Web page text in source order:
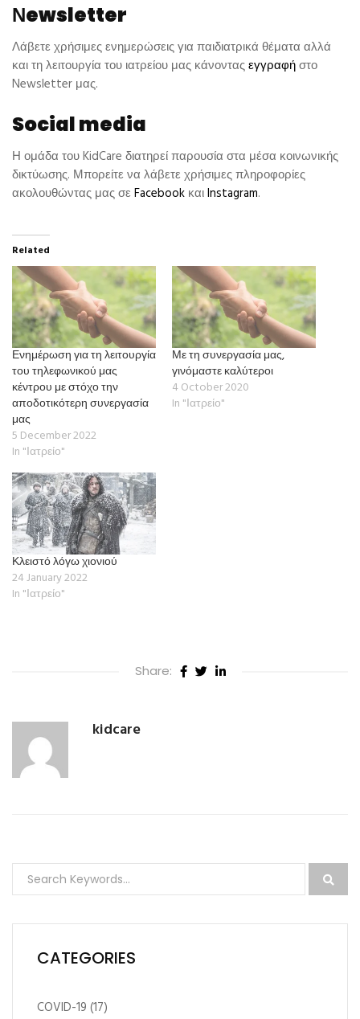
Νewsletter
Λάβετε χρήσιμες ενημερώσεις για παιδιατρικά θέματα αλλά
και τη λειτουργία του ιατρείου μας κάνονταςεγγραφήστο
Newsletter μας.
Social media
Η ομάδα του KidCare διατηρεί παρουσία στα μέσα κοινωνικής
δικτύωσης. Μπορείτε να λάβετε χρήσιμες πληροφορίες
ακολουθώντας μας σεFacebook καιInstagram.
Related
Ενημέρωση για τη λειτουργία
του τηλεφωνικού μας
κέντρου με στόχο την
αποδοτικότερη συνεργασία
μας
5 December 2022
In "Ιατρείο"
Με τη συνεργασία μας,
γινόμαστε καλύτεροι
4 October 2020
In "Ιατρείο"
Κλειστό λόγω χιονιού
24 January 2022
In "Ιατρείο"
Share:
kidcare
CATEGORIES
COVID-19 (17)